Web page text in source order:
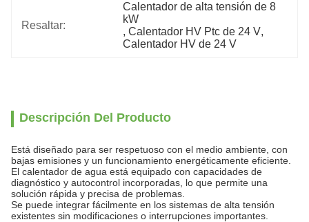
Resaltar:
Calentador de alta tensión de 8
kW
, Calentador HV Ptc de 24 V,
Calentador HV de 24 V
Descripción Del Producto
Está diseñado para ser respetuoso con el medio ambiente, con
bajas emisiones y un funcionamiento energéticamente eficiente.
El calentador de agua está equipado con capacidades de
diagnóstico y autocontrol incorporadas, lo que permite una
solución rápida y precisa de problemas.
Se puede integrar fácilmente en los sistemas de alta tensión
existentes sin modificaciones o interrupciones importantes.